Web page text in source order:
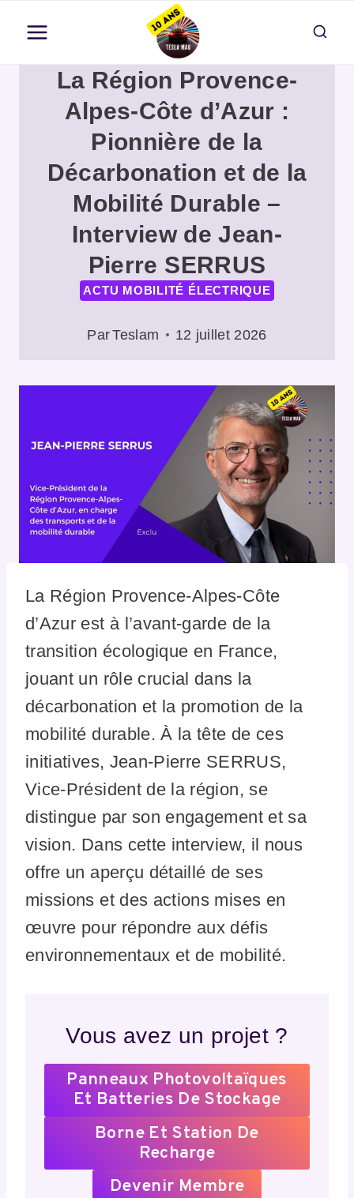
contenuLa Région Provence-
Alpes-Côte d’Azur :
Pionnière de la
Décarbonation et de la
Mobilité Durable –
Interview de Jean-
Pierre SERRUS
ACTU MOBILITÉ ÉLECTRIQUE
ParTeslam 12 juillet 2026
La Région Provence-Alpes-Côte
d’Azur est à l’avant-garde de la
transition écologique en France,
jouant un rôle crucial dans la
décarbonation et la promotion de la
mobilité durable. À la tête de ces
initiatives, Jean-Pierre SERRUS,
Vice-Président de la région, se
distingue par son engagement et sa
vision. Dans cette interview, il nous
offre un aperçu détaillé de ses
missions et des actions mises en
œuvre pour répondre aux défis
environnementaux et de mobilité.
Vous avez un projet ?
Panneaux Photovoltaïques
Et Batteries De Stockage
Borne Et Station De
Recharge
Devenir Membre